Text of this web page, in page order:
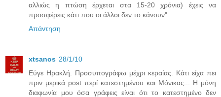
αλλιώς η πτώση έρχεται στα 15-20 χρόνια) έχεις να
προσφέρεις κάτι που οι άλλοι δεν το κάνουν".
Απάντηση
xtsanos 28/1/10
Εύγε Ηρακλή. Προσυπογράφω μέχρι κεραίας. Κάτι είχα πει
πριν μερικά post περί κατεστημένου και Μόνικας... Η μόνη
διαφωνία μου όσα γράφεις είναι ότι το κατεστημένο δεν